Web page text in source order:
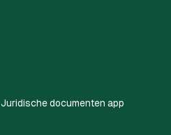
Juridische documenten app